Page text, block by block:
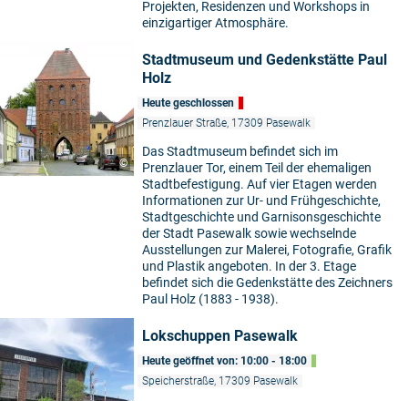
Projekten, Residenzen und Workshops in
einzigartiger Atmosphäre.
©
Stadtmuseum und Gedenkstätte Paul
Holz
Heute geschlossen
Prenzlauer Straße, 17309 Pasewalk
Das Stadtmuseum befindet sich im
Prenzlauer Tor, einem Teil der ehemaligen
Stadtbefestigung. Auf vier Etagen werden
Informationen zur Ur- und Frühgeschichte,
Stadtgeschichte und Garnisonsgeschichte
der Stadt Pasewalk sowie wechselnde
Ausstellungen zur Malerei, Fotografie, Grafik
und Plastik angeboten. In der 3. Etage
befindet sich die Gedenkstätte des Zeichners
Paul Holz (1883 - 1938).
Lokschuppen Pasewalk
Heute geöffnet von: 10:00 - 18:00
Speicherstraße, 17309 Pasewalk